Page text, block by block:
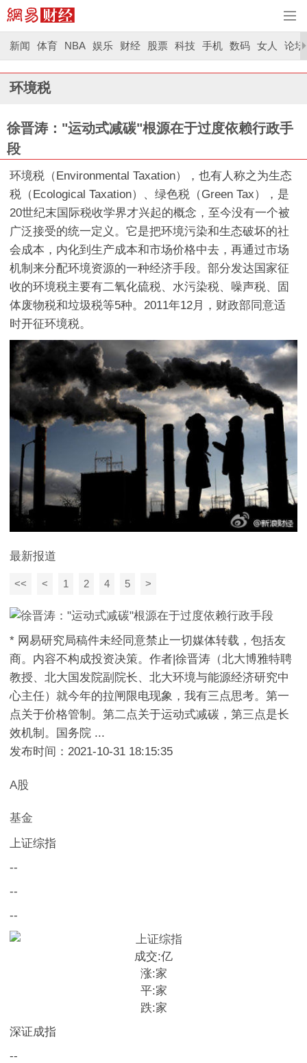
新闻 体育 NBA 娱乐 财经 股票 科技 手机 数码 女人 论坛
环境税
徐晋涛："运动式减碳"根源在于过度依赖行政手
段
环境税（Environmental Taxation），也有人称之为生态
税（Ecological Taxation）、绿色税（Green Tax），是
20世纪末国际税收学界才兴起的概念，至今没有一个被
广泛接受的统一定义。它是把环境污染和生态破坏的社
会成本，内化到生产成本和市场价格中去，再通过市场
机制来分配环境资源的一种经济手段。部分发达国家征
收的环境税主要有二氧化硫税、水污染税、噪声税、固
体废物税和垃圾税等5种。2011年12月，财政部同意适
时开征环境税。
最新报道
<< < 1 2 4 5 >
* 网易研究局稿件未经同意禁止一切媒体转载，包括友
商。内容不构成投资决策。作者|徐晋涛（北大博雅特聘
教授、北大国发院副院长、北大环境与能源经济研究中
心主任）就今年的拉闸限电现象，我有三点思考。第一
点关于价格管制。第二点关于运动式减碳，第三点是长
效机制。国务院 ...
发布时间：2021-10-31 18:15:35
A股
基金
上证综指
--
--
--
成交:亿
涨:家
平:家
跌:家
深证成指
--